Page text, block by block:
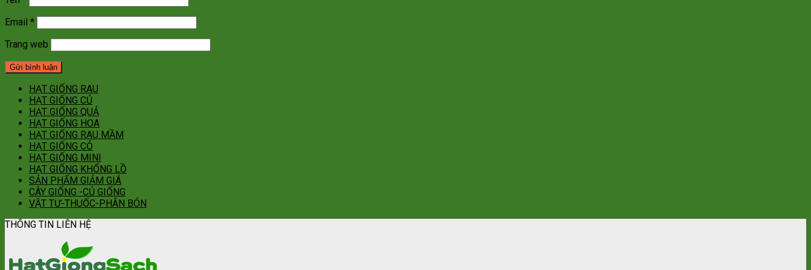
Email *
Trang web
HẠT GIỐNG RAU
HẠT GIỐNG CỦ
HẠT GIỐNG QUẢ
HẠT GIỐNG HOA
HẠT GIỐNG RAU MẦM
HẠT GIỐNG CỎ
HẠT GIỐNG MINI
HẠT GIỐNG KHỔNG LỒ
SẢN PHẨM GIẢM GIÁ
CÂY GIỐNG -CỦ GIỐNG
VẬT TƯ-THUỐC-PHÂN BÓN
THÔNG TIN LIÊN HỆ